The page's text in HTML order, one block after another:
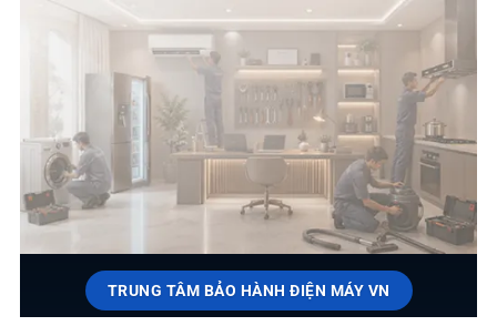
TRUNG TÂM BẢO HÀNH ĐIỆN MÁY VN